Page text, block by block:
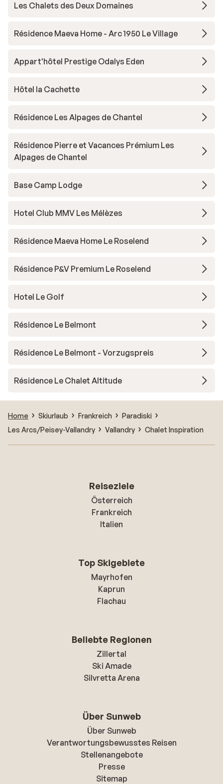
Les Chalets des Deux Domaines
Résidence Maeva Home - Arc 1950 Le Village
Appart'hôtel Prestige Odalys Eden
Hôtel la Cachette
Résidence Les Alpages de Chantel
Résidence Pierre et Vacances Prémium Les
Alpages de Chantel
Base Camp Lodge
Hotel Club MMV Les Mélèzes
Résidence Maeva Home Le Roselend
Résidence P&V Premium Le Roselend
Hotel Le Golf
Résidence Le Belmont
Résidence Le Belmont - Vorzugspreis
Résidence Le Chalet Altitude
Home Skiurlaub Frankreich
Paradiski
Les Arcs/Peisey-Vallandry
Vallandry Chalet Inspiration
Reiseziele
Österreich
Frankreich
Italien
Top Skigebiete
Mayrhofen
Kaprun
Flachau
Beliebte Regionen
Zillertal
Ski Amade
Silvretta Arena
Über Sunweb
Über Sunweb
Verantwortungsbewusstes Reisen
Stellenangebote
Presse
Sitemap